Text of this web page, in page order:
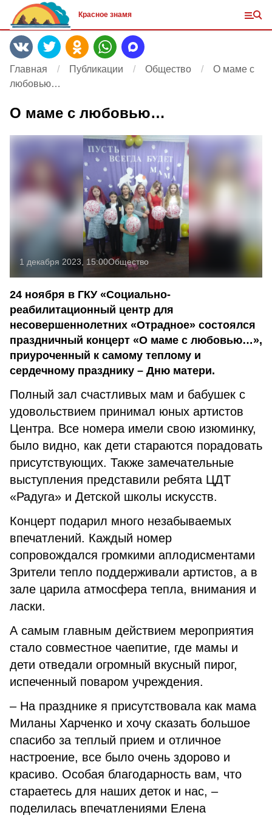
Красное знамя
Главная Публикации Общество
О маме с
любовью…
О маме с любовью…
1 декабря 2023, 15:00Общество
24 ноября в ГКУ «Социально-
реабилитационный центр для
несовершеннолетних «Отрадное» состоялся
праздничный концерт «О маме с любовью…»,
приуроченный к самому теплому и
сердечному празднику – Дню матери.
Полный зал счастливых мам и бабушек с
удовольствием принимал юных артистов
Центра. Все номера имели свою изюминку,
было видно, как дети стараются порадовать
присутствующих. Также замечательные
выступления представили ребята ЦДТ
«Радуга» и Детской школы искусств.
Концерт подарил много незабываемых
впечатлений. Каждый номер
сопровождался громкими аплодисментами
Зрители тепло поддерживали артистов, а в
зале царила атмосфера тепла, внимания и
ласки.
А самым главным действием мероприятия
стало совместное чаепитие, где мамы и
дети отведали огромный вкусный пирог,
испеченный поваром учреждения.
– На празднике я присутствовала как мама
Миланы Харченко и хочу сказать большое
спасибо за теплый прием и отличное
настроение, все было очень здорово и
красиво. Особая благодарность вам, что
стараетесь для наших деток и нас, –
поделилась впечатлениями Елена